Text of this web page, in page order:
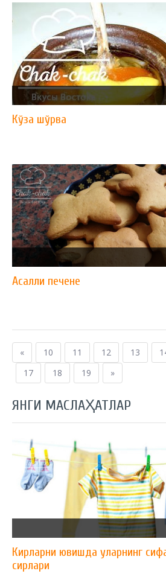
Кўза шўрва
Асалли печене
« 10 11 12 13
17
18 19 »
ЯНГИ МАСЛАҲАТЛАР
Кирларни ювишда уларнинг
сирлари